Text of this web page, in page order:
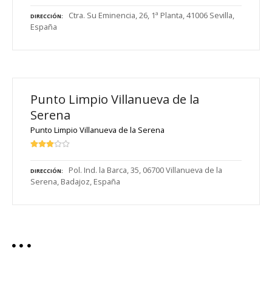
DIRECCIÓN
Ctra. Su Eminencia, 26, 1ª Planta, 41006 Sevilla,
España
Punto Limpio Villanueva de la
Serena
Punto Limpio Villanueva de la Serena
DIRECCIÓN
Pol. Ind. la Barca, 35, 06700 Villanueva de la
Serena, Badajoz, España